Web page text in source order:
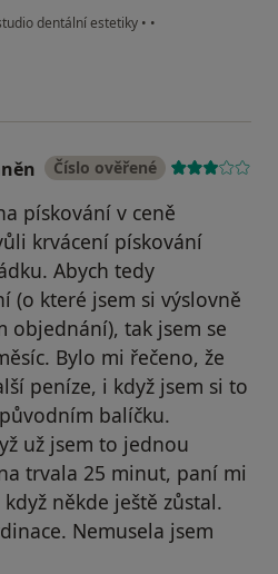
dentální estetiky • •
Číslo ověřené
pískování v ceně
krvácení pískování
Abych tedy
(o které jsem si výslovně
objednání), tak jsem se
Bylo mi řečeno, že
peníze, i když jsem si to
balíčku.
už jsem to jednou
trvala 25 minut, paní mi
někde ještě zůstal.
Nemusela jsem